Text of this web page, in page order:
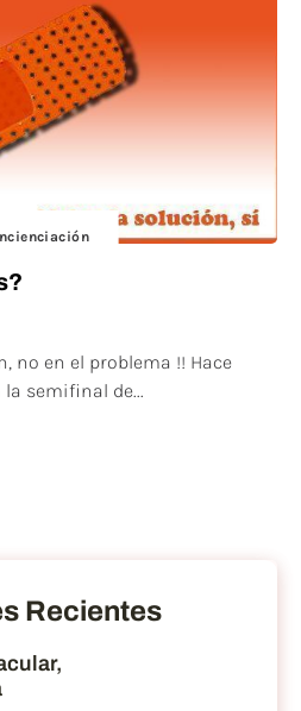
no en el problema !! Hace
semifinal de...
Recientes